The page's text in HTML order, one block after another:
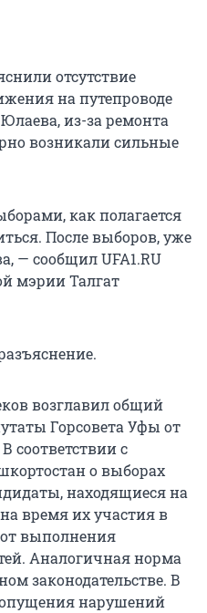
отсутствие
на путепроводе
из-за ремонта
возникали сильные
как полагается
После выборов, уже
— сообщил UFA1.RU
мэрии Талгат
возглавил общий
Горсовета Уфы от
соответствии с
о выборах
находящиеся на
время их участия в
выполнения
Аналогичная норма
законодательстве. В
нарушений